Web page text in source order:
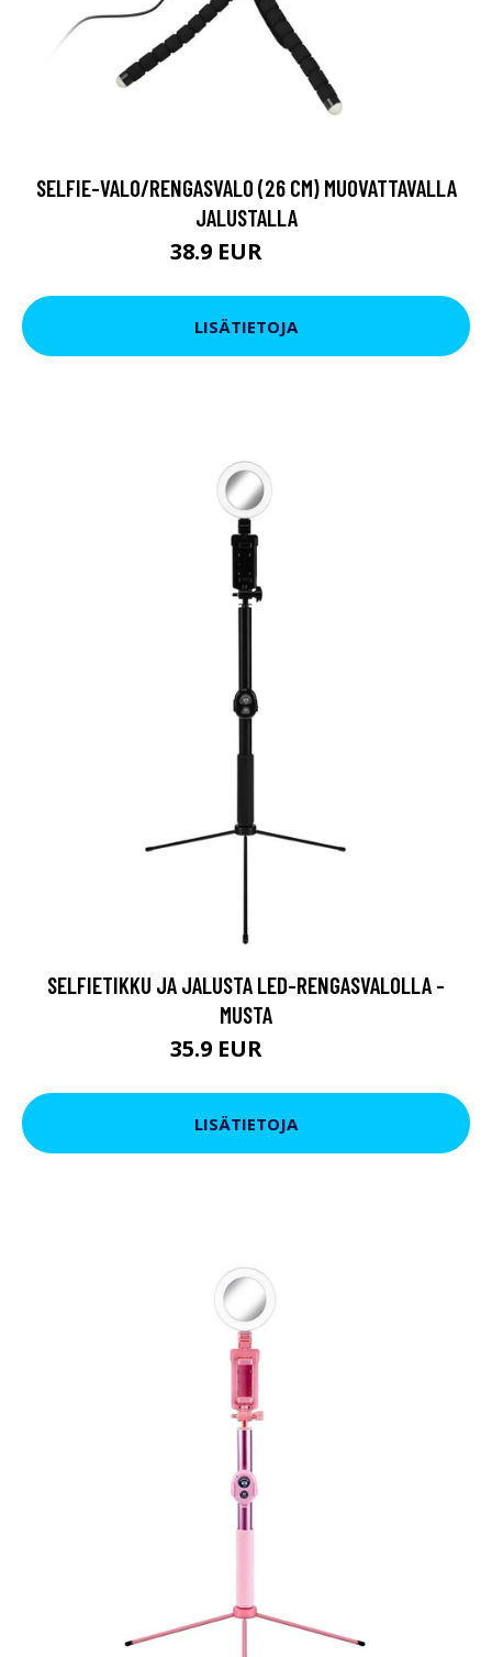
SELFIE-VALO/RENGASVALO (26 CM) MUOVATTAVALLA
JALUSTALLA
38.9 EUR
LISÄTIETOJA
SELFIETIKKU JA JALUSTA LED-RENGASVALOLLA -
MUSTA
35.9 EUR
LISÄTIETOJA